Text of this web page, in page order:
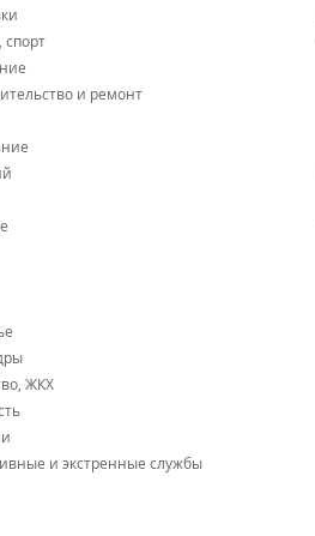
спорт
и ремонт
ЖКХ
и экстренные службы